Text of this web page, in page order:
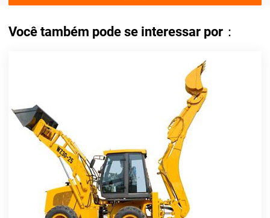
Você também pode se interessar por：